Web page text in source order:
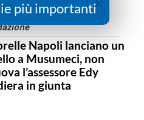
Napoli lanciano un
a Musumeci, non
l’assessore Edy
in giunta
più importanti